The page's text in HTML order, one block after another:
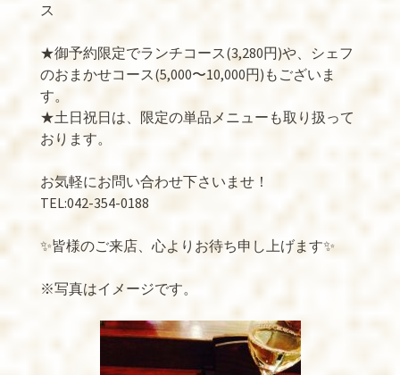
ス
★御予約限定でランチコース(3,280円)や、シェフ
のおまかせコース(5,000〜10,000円)もございま
す。
★土日祝日は、限定の単品メニューも取り扱って
おります。
お気軽にお問い合わせ下さいませ！
TEL:042-354-0188
✨皆様のご来店、心よりお待ち申し上げます✨
※写真はイメージです。